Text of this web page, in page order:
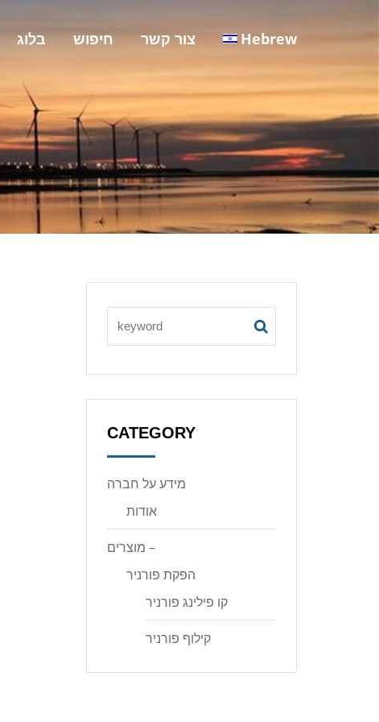
בלוג חיפוש צור קשר Hebrew
CATEGORY
מידע על חברה
אודות
מוצרים –
הפקת פורניר
קו פילינג פורניר
קילוף פורניר